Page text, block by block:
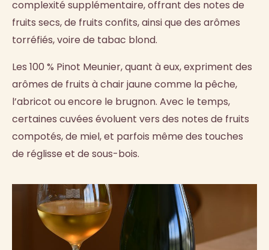
complexité supplémentaire, offrant des notes de
fruits secs, de fruits confits, ainsi que des arômes
torréfiés, voire de tabac blond.
Les 100 % Pinot Meunier, quant à eux, expriment des
arômes de fruits à chair jaune comme la pêche,
l’abricot ou encore le brugnon. Avec le temps,
certaines cuvées évoluent vers des notes de fruits
compotés, de miel, et parfois même des touches
de réglisse et de sous-bois.